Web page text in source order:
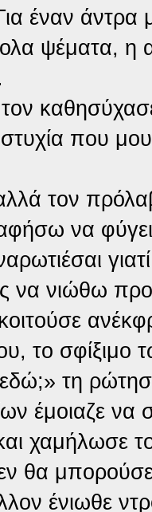
έναν
ψέματα, η
τον
που
τον
να
να νιώθω
το σφίξιμο
τη
έμοιαζε να
χαμήλωσε
θα
ένιωθε